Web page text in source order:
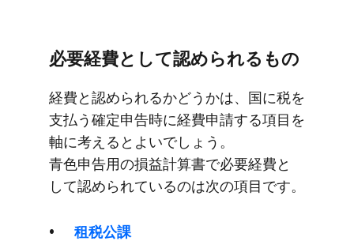
必要経費と​して​認められる​もの
経費と​認められるか​どうかは、​国に​税を​
支払う​確定申告時に​経費申請する​項目を​
軸に​考えると​よいでしょう。​
青色申告用の​損益計算書で​必要経費と​
して​認められているのは​次の​項目です。
租税公課